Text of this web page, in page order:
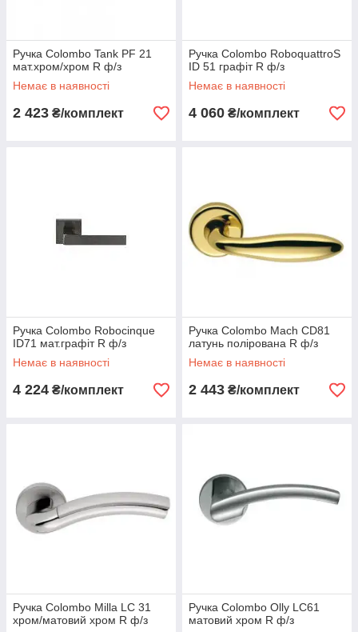
Ручка Colombo Tank PF 21
мат.хром/хром R ф/з
Немає в наявності
2 423 ₴/комплект
Ручка Colombo RoboquattroS
ID 51 графіт R ф/з
Немає в наявності
4 060 ₴/комплект
Ручка Colombo Robocinque
ID71 мат.графіт R ф/з
Немає в наявності
4 224 ₴/комплект
Ручка Colombo Mach CD81
латунь полірована R ф/з
Немає в наявності
2 443 ₴/комплект
Ручка Colombo Milla LC 31
хром/матовий хром R ф/з
Ручка Colombo Olly LC61
матовий хром R ф/з